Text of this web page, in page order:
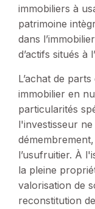
immobiliers à
patrimoine
dans
d’actifs situés à
L’achat de
immobilier en
particularités
l'investisseur
l’usufruitier. À
la pleine
valorisation de
reconstitution